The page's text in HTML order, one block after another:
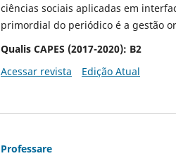
ciências sociais aplicadas em
primordial do periódico é a gestão
Qualis CAPES (2017-2020): B2
Acessar revista
Edição Atual
Professare